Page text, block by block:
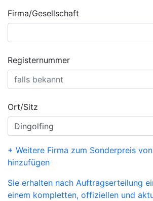
Firma/Gesellschaft
Registernummer
Ort/Sitz
+ Weitere Firma zum Sonderpreis
hinzufügen
Sie erhalten nach Auftragserteilung
einem kompletten, offiziellen und